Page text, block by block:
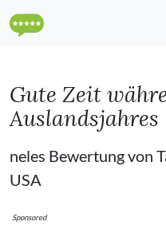
Gute Zeit
Auslandsjahres
neles Bewertung von
USA
Sponsored